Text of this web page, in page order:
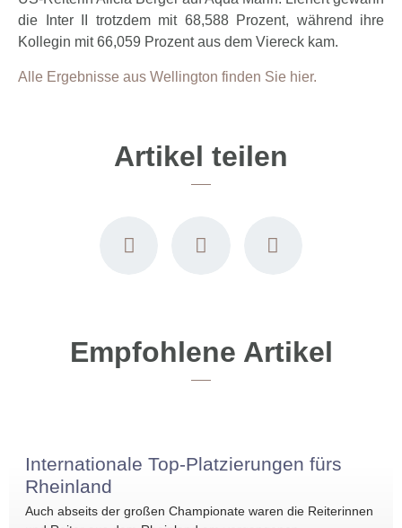
die Inter II trotzdem mit 68,588 Prozent, während ihre
Kollegin mit 66,059 Prozent aus dem Viereck kam.
Alle Ergebnisse aus Wellington finden Sie hier.
Artikel teilen
Empfohlene Artikel
Internationale Top-Platzierungen fürs
Rheinland
Auch abseits der großen Championate waren die Reiterinnen